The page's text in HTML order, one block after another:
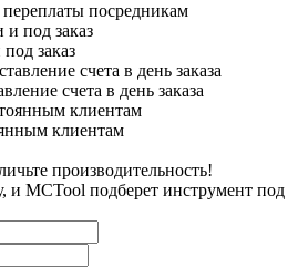
переплаты посредникам
под заказ
счета в день заказа
клиентам
производительность!
и MCTool подберет инструмент под